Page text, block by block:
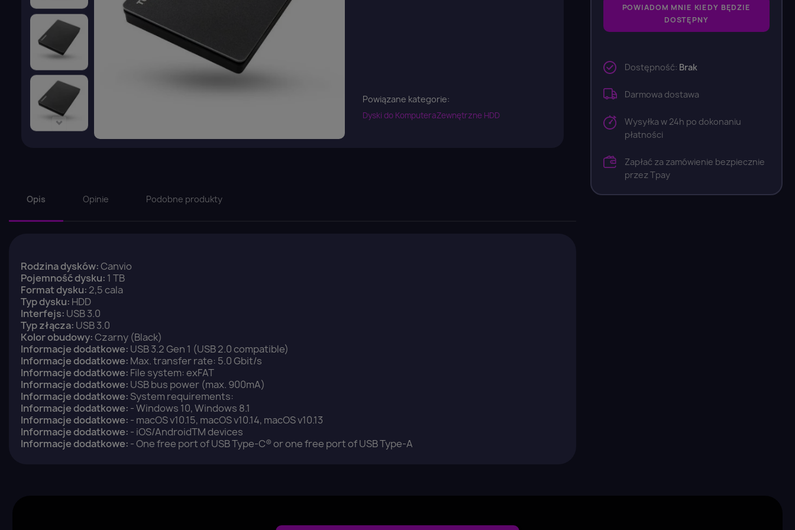
Powiązane kategorie:
Dyski do KomputeraZewnętrzne HDD
Opis Opinie Podobne produkty
Rodzina dysków:Canvio
Pojemność dysku: 1 TB
Format dysku: 2,5 cala
Typ dysku: HDD
Interfejs: USB 3.0
Typ złącza: USB 3.0
Kolor obudowy:Czarny (Black)
Informacje dodatkowe: USB 3.2 Gen 1 (USB 2.0 compatible)
Informacje dodatkowe: Max. transfer rate: 5.0 Gbit/s
Informacje dodatkowe: File system: exFAT
Informacje dodatkowe: USB bus power (max. 900mA)
Informacje dodatkowe: System requirements:
Informacje dodatkowe: - Windows 10, Windows 8.1
Informacje dodatkowe: - macOS v10.15, macOS v10.14, macOS v10.13
Informacje dodatkowe: - iOS/AndroidTM devices
Informacje dodatkowe: - One free port of USB Type-C® or one free port of USB Type-A
POWIADOM MNIE KIEDY BĘDZIE
DOSTĘPNY
Dostępność: Brak
Darmowa dostawa
Wysyłka w 24h po dokonaniu
płatności
Zapłać za zamówienie bezpiecznie
przez Tpay